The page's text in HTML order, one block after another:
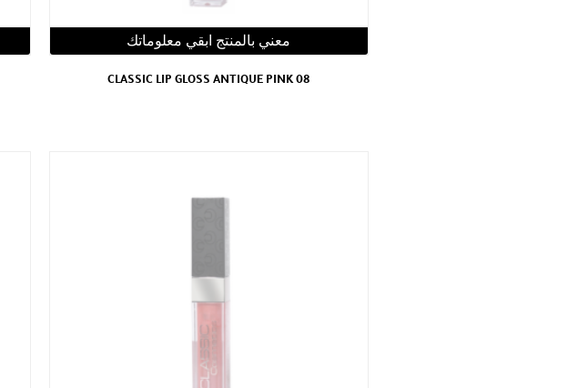
معني بالمنتج ابقي معلوماتك
CLASSIC LIP GLOSS ANTIQUE PINK 08